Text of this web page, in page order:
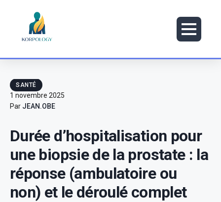
SANTÉ
1 novembre 2025
Par JEAN.OBE
Durée d’hospitalisation pour
une biopsie de la prostate : la
réponse (ambulatoire ou
non) et le déroulé complet